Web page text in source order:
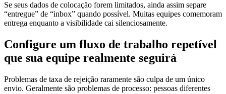
Se seus dados de colocação forem limitados, ainda assim separe
“entregue” de “inbox” quando possível. Muitas equipes comemoram
entrega enquanto a visibilidade cai silenciosamente.
Configure um fluxo de trabalho repetível
que sua equipe realmente seguirá
Problemas de taxa de rejeição raramente são culpa de um único
envio. Geralmente são problemas de processo: pessoas diferentes